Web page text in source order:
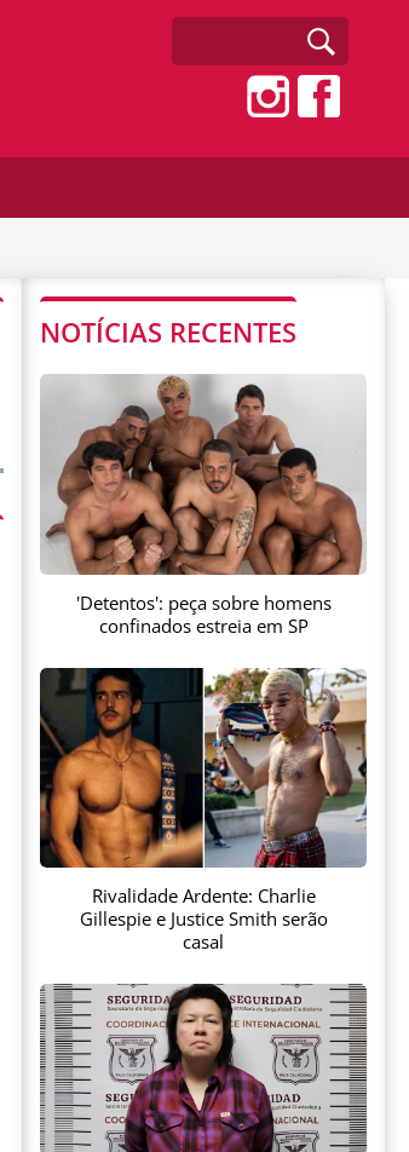
NOTÍCIAS RECENTES
'Detentos': peça sobre homens
confinados estreia em SP
Rivalidade Ardente: Charlie
Gillespie e Justice Smith serão
casal